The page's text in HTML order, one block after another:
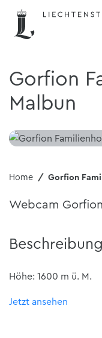
Gorfion
Malbun
Home Gorfion
Webcam
Beschreibung
Höhe: 1600 m ü. M.
Jetzt ansehen